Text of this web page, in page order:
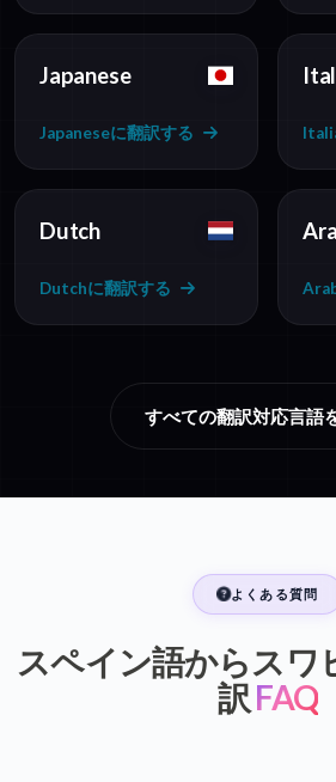
Japanese
Japaneseに翻訳する
Dutch
Dutchに翻訳する
すべての翻訳対応言語
よくある質問
スペイン語からスワ
訳 FAQ